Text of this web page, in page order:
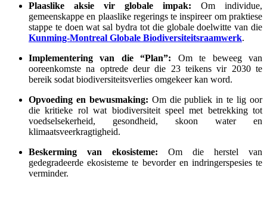
Plaaslike aksie vir globale impak: Om individue,
gemeenskappe en plaaslike regerings te inspireer om praktiese
stappe te doen wat sal bydra tot die globale doelwitte van die
Kunming-Montreal Globale Biodiversiteitsraamwerk.
Implementering van die “Plan”: Om te beweeg van
ooreenkomste na optrede deur die 23 teikens vir 2030 te
bereik sodat biodiversiteitsverlies omgekeer kan word.
Opvoeding en bewusmaking: Om die publiek in te lig oor
die kritieke rol wat biodiversiteit speel met betrekking tot
voedselsekerheid, gesondheid, skoon water en
klimaatsveerkragtigheid.
Beskerming van ekosisteme: Om die herstel van
gedegradeerde ekosisteme te bevorder en indringerspesies te
verminder.